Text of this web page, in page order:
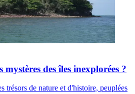
des îles inexplorées ?
trésors de nature et d'histoire, peuplées